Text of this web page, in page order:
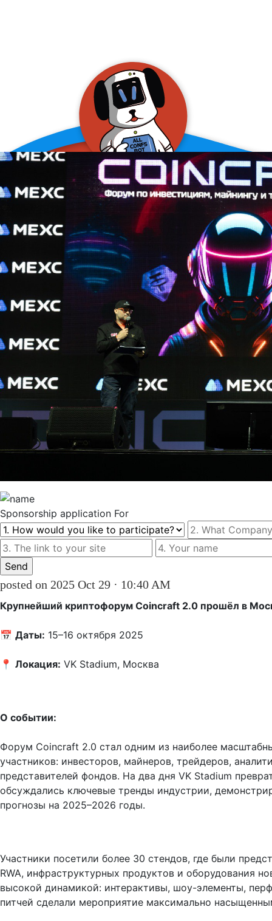
event assistant
Sponsorship application For
posted on 2025 Oct 29 · 10:40 AM
Крупнейший криптофорум Coincraft 2.0 прошёл в
📅 Даты: 15–16 октября 2025
📍 Локация: VK Stadium, Москва
О событии:
Форум Coincraft 2.0 стал одним из наиболее
участников: инвесторов, майнеров, трейдеров,
представителей фондов. На два дня VK Stadium
обсуждались ключевые тренды индустрии,
прогнозы на 2025–2026 годы.
Участники посетили более 30 стендов, где были
RWA, инфраструктурных продуктов и оборудования
высокой динамикой: интерактивы, шоу-элементы,
питчей сделали мероприятие максимально